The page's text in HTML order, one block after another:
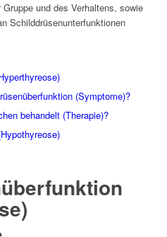
und des Verhaltens, sowie
Schilddrüsenunterfunktionen
(Symptome)?
behandelt (Therapie)?